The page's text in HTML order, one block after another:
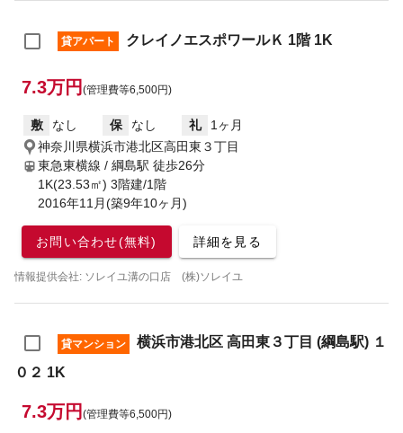
貸アパート クレイノエスポワールＫ 1階 1K
7.3万円 (管理費等6,500円)
敷 なし 保 なし 礼
1ヶ月
神奈川県横浜市港北区高田東３丁目
東急東横線 / 綱島駅 徒歩26分
1K(23.53㎡) 3階建/1階
2016年11月(築9年10ヶ月)
お問い合わせ(無料) 詳細を見る
情報提供会社: ソレイユ溝の口店 (株)ソレイユ
貸マンション
横浜市港北区 高田東３丁目 (綱島駅) １
０２ 1K
7.3万円 (管理費等6,500円)